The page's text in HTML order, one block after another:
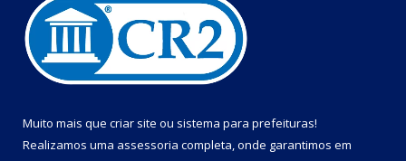
Muito mais que criar site ou sistema para prefeituras!
Realizamos uma assessoria completa, onde garantimos em